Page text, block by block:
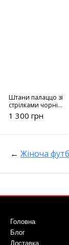
Штани палаццо зі
стрілками чорні
4316
1 300 грн
← Жіноча
Головна
Блог
Доставка